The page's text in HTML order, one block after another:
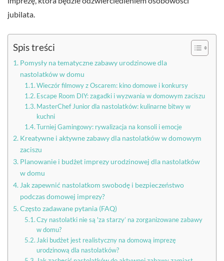
jubilata.
Spis treści
Pomysły na tematyczne zabawy urodzinowe dla
nastolatków w domu
Wieczór filmowy z Oscarem: kino domowe i konkursy
Escape Room DIY: zagadki i wyzwania w domowym zaciszu
MasterChef Junior dla nastolatków: kulinarne bitwy w
kuchni
Turniej Gamingowy: rywalizacja na konsoli i emocje
Kreatywne i aktywne zabawy dla nastolatków w domowym
zaciszu
Planowanie i budżet imprezy urodzinowej dla nastolatków
w domu
Jak zapewnić nastolatkom swobodę i bezpieczeństwo
podczas domowej imprezy?
Często zadawane pytania (FAQ)
Czy nastolatki nie są 'za starzy’ na zorganizowane zabawy
w domu?
Jaki budżet jest realistyczny na domową imprezę
urodzinową dla nastolatków?